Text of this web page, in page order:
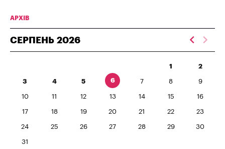
АРХІВ
СЕРПЕНЬ 2026
1 2
3 4 5 6 7 8 9
10 11 12 13 14 15 16
17 18 19 20 21 22 23
24 25 26 27 28 29 30
31